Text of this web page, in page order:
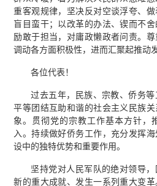
重客观规律，坚决反对空谈浮夸、
盲目蛮干；以改革的办法、锲而不
励敢于担当，对庸政懒政者问责。
调动各方面积极性，进而汇聚起推动
各位代表！
过去五年，民族、宗教、侨务
平等团结互助和谐的社会主义民族
象。贯彻党的宗教工作基本方针，
入。持续做好侨务工作，充分发挥
设中的独特优势和重要作用。
坚持党对人民军队的绝对领导
新的重大成就、发生一系列重大变